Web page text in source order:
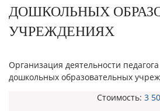
ДОШКОЛЬНЫХ
УЧРЕЖДЕНИЯХ
Организация деятельности
дошкольных образовательных
Стоимость: 3